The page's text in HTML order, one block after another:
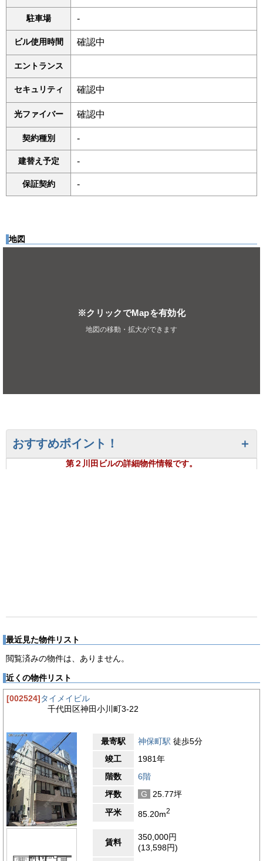
駐車場 -
ビル使用時間 確認中
エントランス
セキュリティ 確認中
光ファイバー 確認中
契約種別 -
建替え予定 -
保証契約 -
地図
※クリックでMapを有効化
地図の移動・拡大ができます
おすすめポイント！
第２川田ビルの詳細物件情報です。
最近見た物件リスト
閲覧済みの物件は、ありません。
近くの物件リスト
[002524]タイメイビル
千代田区神田小川町3-22
最寄駅 神保町駅 徒歩5分
竣工
1981年
階数
6階
坪数
G
25.77坪
平米
85.20m2
賃料
350,000円
(13,598円)